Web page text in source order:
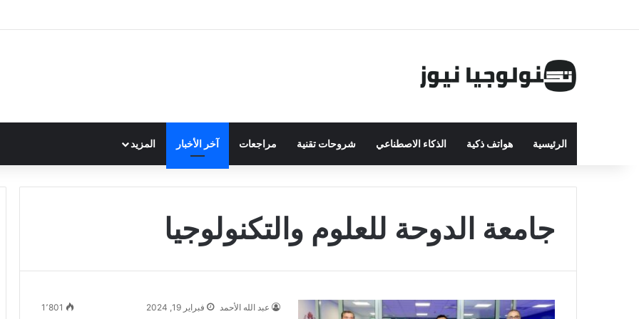
الرئيسية هواتف ذكية الذكاء الاصطناعي شروحات تقنية مراجعات آخر الأخبار المزيد
جامعة الدوحة للعلوم والتكنولوجيا
عبد الله الأحمد فبراير 19, 2024 1٬801